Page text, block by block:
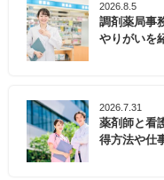
2026.8.5
調剤薬局事
やりがいを
2026.7.31
薬剤師と看
得方法や仕